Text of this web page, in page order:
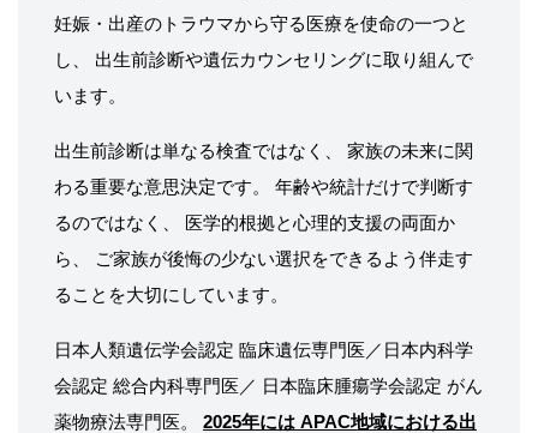
妊娠・出産のトラウマから守る医療を使命の一つと
し、 出生前診断や遺伝カウンセリングに取り組んで
います。
出生前診断は単なる検査ではなく、 家族の未来に関
わる重要な意思決定です。 年齢や統計だけで判断す
るのではなく、 医学的根拠と心理的支援の両面か
ら、 ご家族が後悔の少ない選択をできるよう伴走す
ることを大切にしています。
日本人類遺伝学会認定 臨床遺伝専門医／日本内科学
会認定 総合内科専門医／ 日本臨床腫瘍学会認定 がん
薬物療法専門医。 2025年には APAC地域における出